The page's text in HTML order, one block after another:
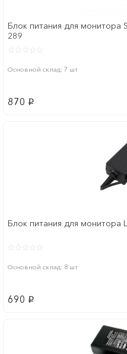
Блок питания для монитора
289
Основной склад: 7 шт
870 p
Блок питания для монитора
Основной склад: 8 шт
690 p